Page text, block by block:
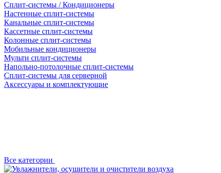
Сплит-системы / Кондиционеры
Настенные сплит-системы
Канальные сплит-системы
Кассетные сплит-системы
Колонные сплит-системы
Мобильные кондиционеры
Мульти сплит-системы
Напольно-потолочные сплит-системы
Сплит-системы для серверной
Аксессуары и комплектующие
Все категории